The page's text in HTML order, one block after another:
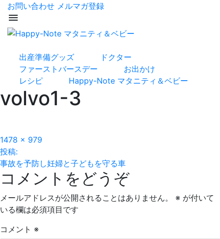
お問い合わせ メルマガ登録
menu
出産準備グッズ
ドクター
ファーストバースデー
お出かけ
レシピ
Happy-Note マタニティ＆ベビー
volvo1-3
フ
ル
サ
イ
ズ
1478 × 979
投
稿
ナ
ビ
ゲ
投稿:
事故を予防し妊婦と子どもを守る車
コメントをどうぞ
メールアドレスが公開されることはありません。 ※ が付いて
いる欄は必須項目です
コメント ※